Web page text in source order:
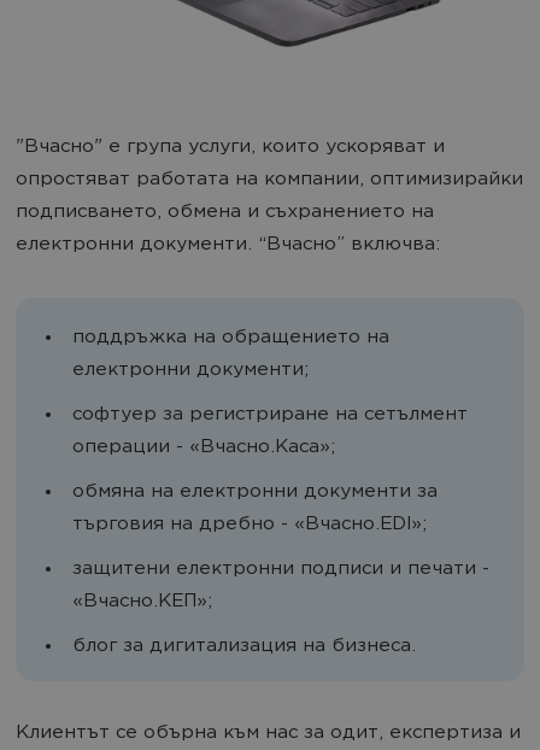
"Вчасно" е група услуги, които ускоряват и
опростяват работата на компании, оптимизирайки
подписването, обмена и съхранението на
електронни документи. “Вчасно” включва:
поддръжка на обращението на
електронни документи;
софтуер за регистриране на сетълмент
операции - «Вчасно.Каса»;
обмяна на електронни документи за
търговия на дребно - «Вчасно.EDI»;
защитени електронни подписи и печати -
«Вчасно.КЕП»;
блог за дигитализация на бизнеса.
Клиентът се обърна към нас за одит, експертиза и